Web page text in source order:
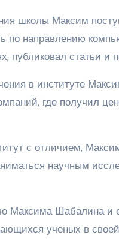
школы Максим
по направлению
публиковал статьи и
в институте
где получил
с отличием,
научным
Максима Шабалина и
ученых в